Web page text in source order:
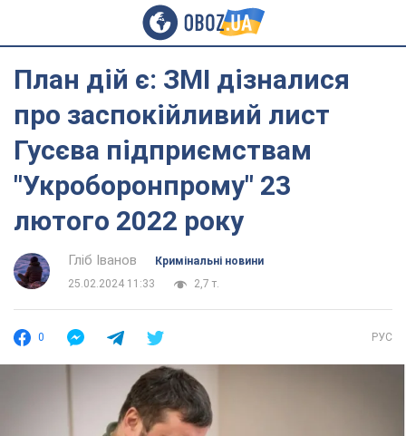
План дій є: ЗМІ дізналися
про заспокійливий лист
Гусєва підприємствам
"Укроборонпрому" 23
лютого 2022 року
Гліб Іванов
Кримінальні новини
25.02.2024 11:33
2,7 т.
0 РУС